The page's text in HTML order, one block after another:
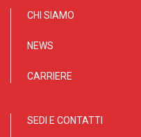
CHI SIAMO
NEWS
CARRIERE
SEDI E CONTATTI